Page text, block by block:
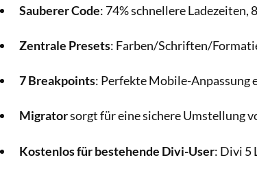
Sauberer Code: 74% schnellere Ladezeiten,
Zentrale Presets: Farben/Schriften/
7 Breakpoints: Perfekte Mobile-Anpassung
Migratorsorgt für eine sichere Umstellung
Kostenlos für bestehende Divi-User: Divi 5